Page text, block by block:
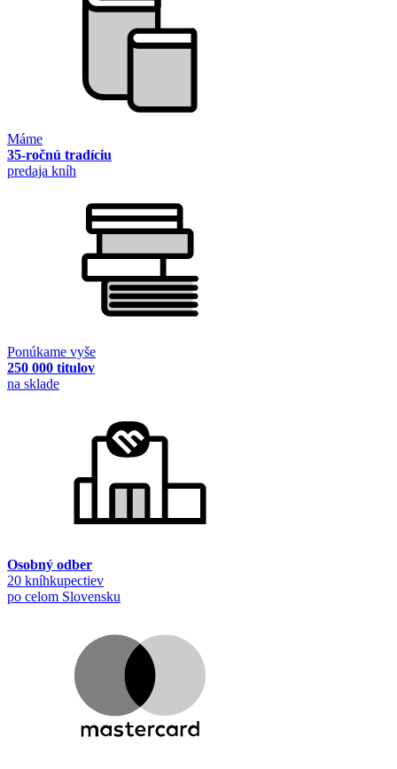
Máme
35-ročnú tradíciu
predaja kníh
Ponúkame vyše
250 000 titulov
na sklade
Osobný odber
20 kníhkupectiev
po celom Slovensku